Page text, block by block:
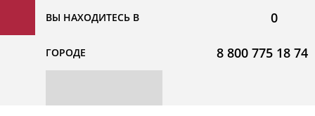
ВЫ НАХОДИТЕСЬ В
ГОРОДЕ
0
8 800 775 18 74